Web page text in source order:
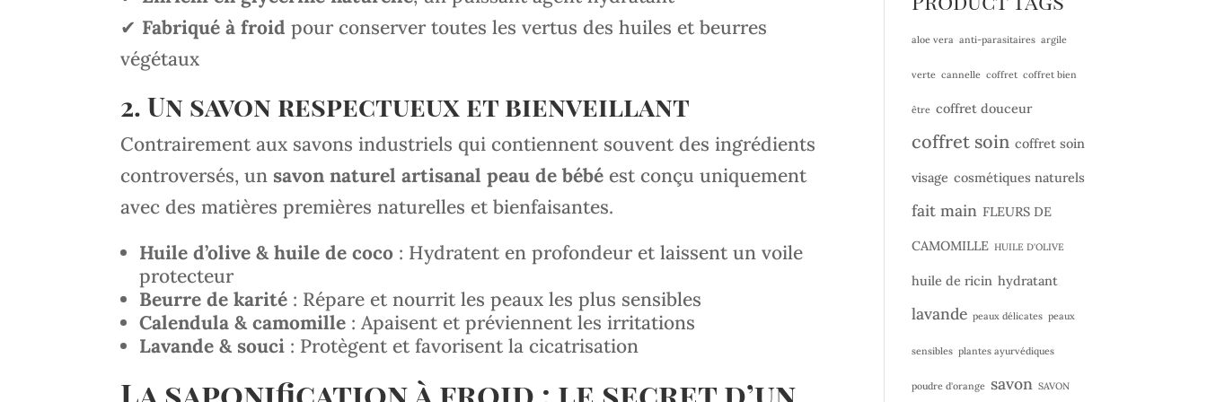
✔ Fabriqué à froid pour conserver toutes les vertus des huiles et beurres
végétaux
2. Un savon respectueux et bienveillant
Contrairement aux savons industriels qui contiennent souvent des ingrédients
controversés, un savon naturel artisanal peau de bébé est conçu uniquement
avec des matières premières naturelles et bienfaisantes.
Huile d’olive & huile de coco : Hydratent en profondeur et laissent un voile
protecteur
Beurre de karité : Répare et nourrit les peaux les plus sensibles
Calendula & camomille : Apaisent et préviennent les irritations
Lavande & souci : Protègent et favorisent la cicatrisation
La saponification à froid : le secret d’un
aloe vera anti-parasitaires argile
verte cannelle coffret coffret bien
être coffret douceur
coffret soin coffret soin
visage cosmétiques naturels
fait main FLEURS DE
CAMOMILLE HUILE D'OLIVE
huile de ricin hydratant
lavande peaux délicates peaux
sensibles plantes ayurvédiques
poudre d'orange savon SAVON